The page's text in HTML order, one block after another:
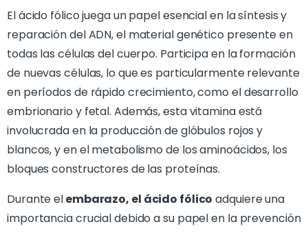
El ácido fólico juega un papel esencial en la síntesis y
reparación del ADN, el material genético presente en
todas las células del cuerpo. Participa en la formación
de nuevas células, lo que es particularmente relevante
en períodos de rápido crecimiento, como el desarrollo
embrionario y fetal. Además, esta vitamina está
involucrada en la producción de glóbulos rojos y
blancos, y en el metabolismo de los aminoácidos, los
bloques constructores de las proteínas.
Durante elembarazo, el ácido fólico adquiere una
importancia crucial debido a su papel en la prevención